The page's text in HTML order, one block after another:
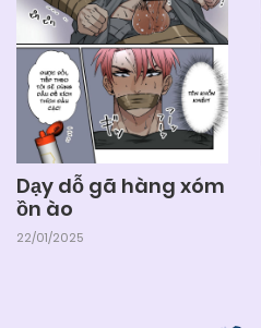
Dạy dỗ gã hàng xóm
ồn ào
22/01/2025